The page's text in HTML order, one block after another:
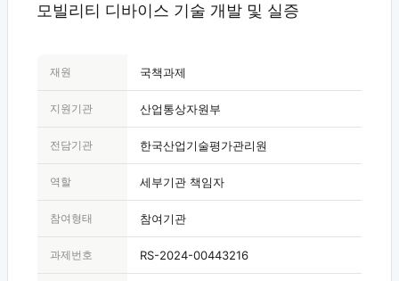
모빌리티 디바이스 기술 개발 및 실증
재원 국책과제
지원기관 산업통상자원부
전담기관 한국산업기술평가관리원
역할 세부기관 책임자
참여형태 참여기관
과제번호 RS-2024-00443216